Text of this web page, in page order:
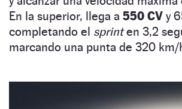
En la superior, llega a 550 CV y
completando el sprinten 3,2
marcando una punta de 320 km/